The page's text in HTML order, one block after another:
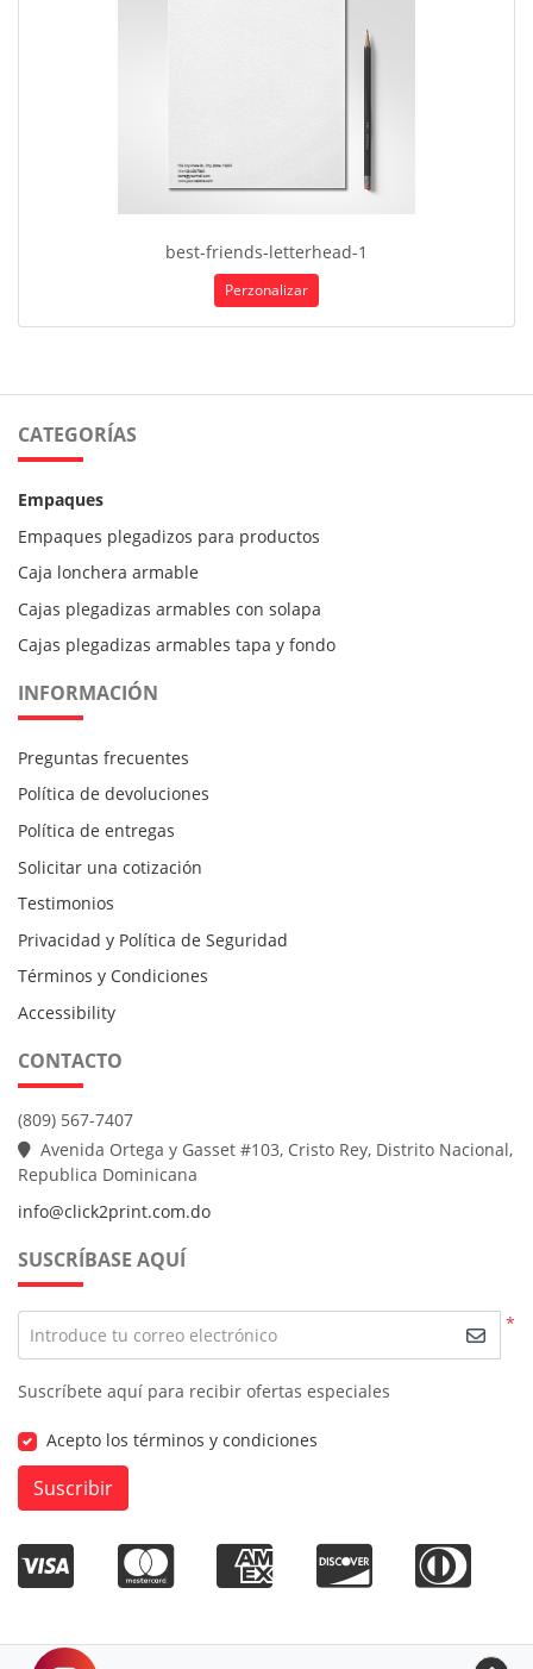
best-friends-letterhead-1
Perzonalizar
CATEGORÍAS
Empaques
Empaques plegadizos para productos
Caja lonchera armable
Cajas plegadizas armables con solapa
Cajas plegadizas armables tapa y fondo
INFORMACIÓN
Preguntas frecuentes
Política de devoluciones
Política de entregas
Solicitar una cotización
Testimonios
Privacidad y Política de Seguridad
Términos y Condiciones
Accessibility
CONTACTO
(809) 567-7407
Avenida Ortega y Gasset #103, Cristo Rey, Distrito Nacional,
Republica Dominicana
info@click2print.com.do
SUSCRÍBASE AQUÍ
*
Introduce tu correo electrónico
Suscríbete aquí para recibir ofertas especiales
Acepto los términos y condiciones
Suscribir